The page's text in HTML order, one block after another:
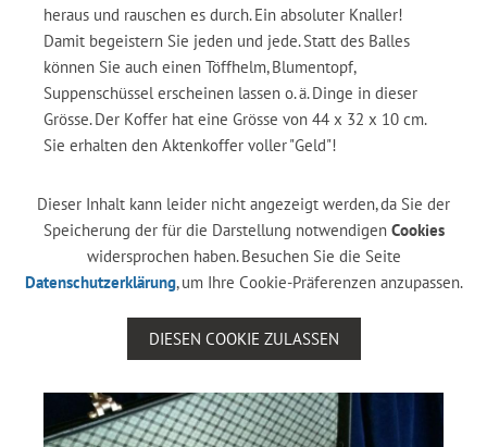
heraus und rauschen es durch. Ein absoluter Knaller!
Damit begeistern Sie jeden und jede. Statt des Balles
können Sie auch einen Töffhelm, Blumentopf,
Suppenschüssel erscheinen lassen o. ä. Dinge in dieser
Grösse. Der Koffer hat eine Grösse von 44 x 32 x 10 cm.
Sie erhalten den Aktenkoffer voller "Geld"!
Dieser Inhalt kann leider nicht angezeigt werden, da Sie der
Speicherung der für die Darstellung notwendigen Cookies
widersprochen haben. Besuchen Sie die Seite
Datenschutzerklärung, um Ihre Cookie-Präferenzen anzupassen.
DIESEN COOKIE ZULASSEN